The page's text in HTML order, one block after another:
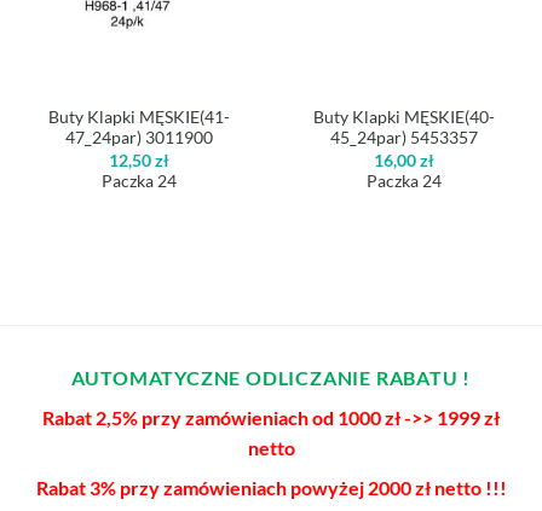
Buty Klapki MĘSKIE(41-
47_24par) 3011900
12,50zł
Paczka 24
Buty Klapki MĘSKIE(40-
45_24par) 5453357
16,00zł
Paczka 24
AUTOMATYCZNE ODLICZANIE RABATU !
Rabat 2,5% przy zamówieniach od 1000 zł ->> 1999 zł
netto
Rabat 3% przy zamówieniach powyżej 2000 zł netto !!!